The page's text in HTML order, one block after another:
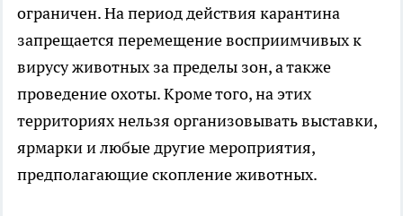
ограничен. На период действия карантина
запрещается перемещение восприимчивых к
вирусу животных за пределы зон, а также
проведение охоты. Кроме того, на этих
территориях нельзя организовывать выставки,
ярмарки и любые другие мероприятия,
предполагающие скопление животных.